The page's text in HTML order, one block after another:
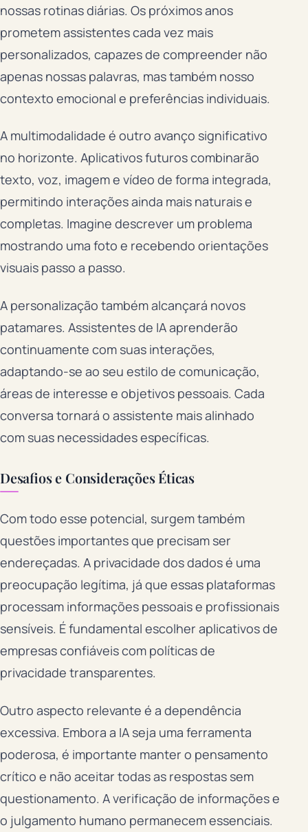
nossas rotinas diárias. Os próximos anos
prometem assistentes cada vez mais
personalizados, capazes de compreender não
apenas nossas palavras, mas também nosso
contexto emocional e preferências individuais.
A multimodalidade é outro avanço significativo
no horizonte. Aplicativos futuros combinarão
texto, voz, imagem e vídeo de forma integrada,
permitindo interações ainda mais naturais e
completas. Imagine descrever um problema
mostrando uma foto e recebendo orientações
visuais passo a passo.
A personalização também alcançará novos
patamares. Assistentes de IA aprenderão
continuamente com suas interações,
adaptando-se ao seu estilo de comunicação,
áreas de interesse e objetivos pessoais. Cada
conversa tornará o assistente mais alinhado
com suas necessidades específicas.
Desafios e Considerações Éticas
Com todo esse potencial, surgem também
questões importantes que precisam ser
endereçadas. A privacidade dos dados é uma
preocupação legítima, já que essas plataformas
processam informações pessoais e profissionais
sensíveis. É fundamental escolher aplicativos de
empresas confiáveis com políticas de
privacidade transparentes.
Outro aspecto relevante é a dependência
excessiva. Embora a IA seja uma ferramenta
poderosa, é importante manter o pensamento
crítico e não aceitar todas as respostas sem
questionamento. A verificação de informações e
o julgamento humano permanecem essenciais.